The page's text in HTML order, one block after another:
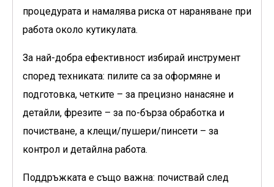
процедурата и намалява риска от нараняване при
работа около кутикулата.
За най-добра ефективност избирай инструмент
според техниката: пилите са за оформяне и
подготовка, четките – за прецизно нанасяне и
детайли, фрезите – за по-бърза обработка и
почистване, а клещи/пушери/пинсети – за
контрол и детайлна работа.
Поддръжката е също важна: почиствай след